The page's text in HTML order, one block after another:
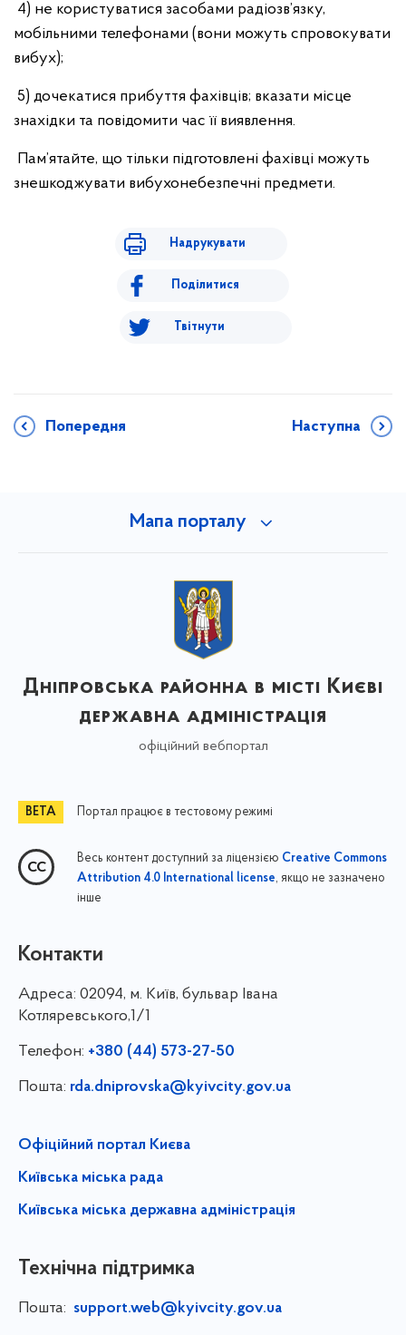
4) не користуватися засобами радіозв’язку,
мобільними телефонами (вони можуть спровокувати
вибух);
5) дочекатися прибуття фахівців; вказати місце
знахідки та повідомити час її виявлення.
Пам’ятайте, що тільки підготовлені фахівці можуть
знешкоджувати вибухонебезпечні предмети.
Надрукувати
Поділитися
Твітнути
Попередня Наступна
Мапа порталу
Дніпровська районна в місті Києві
державна адміністрація
офіційний вебпортал
Портал працює в тестовому режимі
Весь контент доступний за ліцензією Creative Commons
Attribution 4.0 International license, якщо не зазначено
інше
Контакти
Адреса: 02094, м. Київ, бульвар Івана
Котляревського,1/1
Телефон: +380 (44) 573-27-50
Пошта: rda.dniprovska@kyivcity.gov.ua
Офіційний портал Києва
Київська міська рада
Київська міська державна адміністрація
Технічна підтримка
Пошта: support.web@kyivcity.gov.ua